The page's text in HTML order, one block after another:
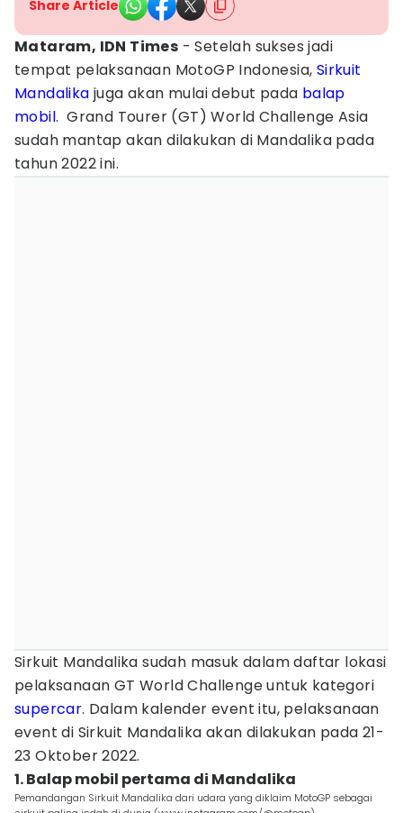
Share Article
Mataram, IDN Times - Setelah sukses jadi
tempat pelaksanaan MotoGP Indonesia, Sirkuit
Mandalika juga akan mulai debut pada balap
mobil. Grand Tourer (GT) World Challenge Asia
sudah mantap akan dilakukan di Mandalika pada
tahun 2022 ini.
Sirkuit Mandalika sudah masuk dalam daftar lokasi
pelaksanaan GT World Challenge untuk kategori
supercar. Dalam kalender event itu, pelaksanaan
event di Sirkuit Mandalika akan dilakukan pada 21-
23 Oktober 2022.
1. Balap mobil pertama di Mandalika
Pemandangan Sirkuit Mandalika dari udara yang diklaim MotoGP sebagai